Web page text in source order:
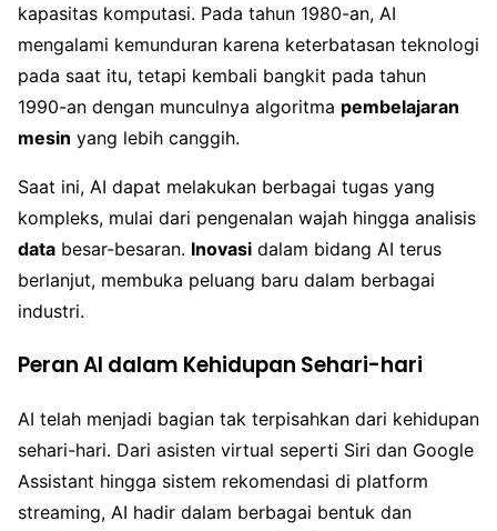
kapasitas komputasi. Pada tahun 1980-an, AI
mengalami kemunduran karena keterbatasan teknologi
pada saat itu, tetapi kembali bangkit pada tahun
1990-an dengan munculnya algoritma pembelajaran
mesin yang lebih canggih.
Saat ini, AI dapat melakukan berbagai tugas yang
kompleks, mulai dari pengenalan wajah hingga analisis
data besar-besaran. Inovasi dalam bidang AI terus
berlanjut, membuka peluang baru dalam berbagai
industri.
Peran AI dalam Kehidupan Sehari-hari
AI telah menjadi bagian tak terpisahkan dari kehidupan
sehari-hari. Dari asisten virtual seperti Siri dan Google
Assistant hingga sistem rekomendasi di platform
streaming, AI hadir dalam berbagai bentuk dan